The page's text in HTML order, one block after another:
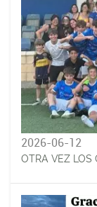
2026-06-12
OTRA VEZ LOS